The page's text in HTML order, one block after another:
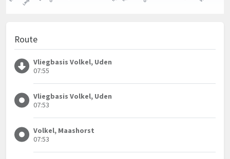
Route
Vliegbasis Volkel, Uden
07:55
Vliegbasis Volkel, Uden
07:53
Volkel, Maashorst
07:53